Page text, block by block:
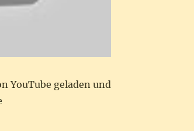
YouTube geladen und